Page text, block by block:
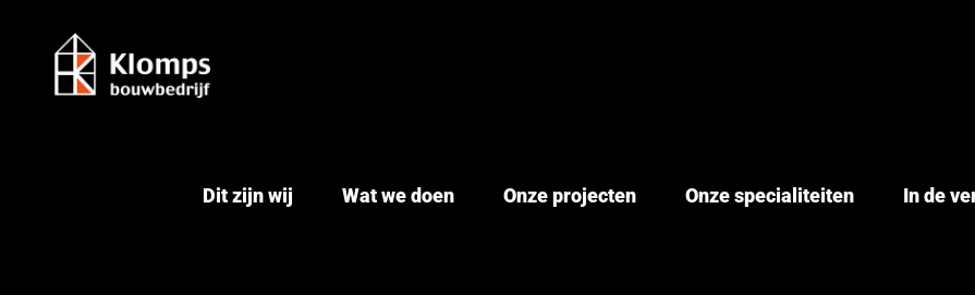
Dit zijn wij Wat we doen Onze projecten Onze specialiteiten In de